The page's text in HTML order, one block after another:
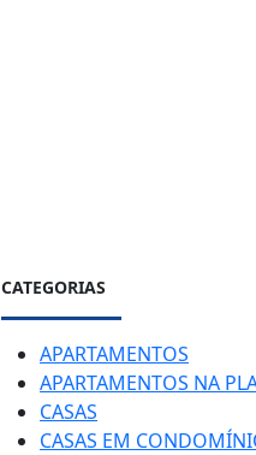
CATEGORIAS
APARTAMENTOS
APARTAMENTOS NA
CASAS
CASAS EM